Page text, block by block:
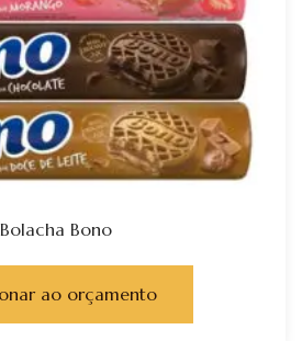
Bolacha Bono
ao orçamento